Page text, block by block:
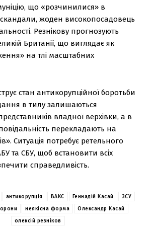
що «розчинилися» в
жоден високопосадовець
Резнікову прогнозують
Британії, що виглядає як
на тлі масштабних
стан антикорупційної боротьби
в тилу залишаються
владної верхівки, а в
перекладають на
Ситуація потребує ретельного
та СБУ, щоб встановити всіх
справедливість.
антикорупція ВАКС Геннадій Касай
ЗСУ
неякісна форма
Олександр Касай
олексій резніков